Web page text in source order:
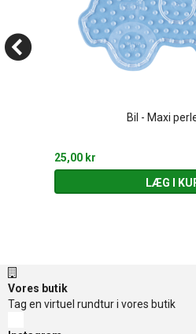
Bil - Maxi
25,00 kr
LÆG I
Vores butik
Tag en virtuel rundtur i vores butik